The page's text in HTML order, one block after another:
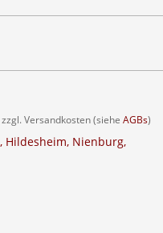
Versandkosten (siehe AGBs)
Hildesheim, Nienburg,